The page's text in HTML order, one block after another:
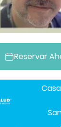
Reservar